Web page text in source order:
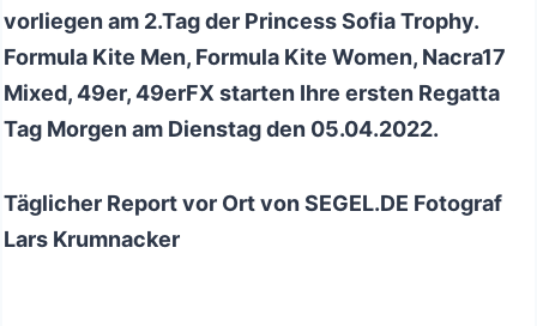
vorliegen am 2.Tag der Princess Sofia Trophy.
Formula Kite Men, Formula Kite Women, Nacra17
Mixed, 49er, 49erFX starten Ihre ersten Regatta
Tag Morgen am Dienstag den 05.04.2022.
Täglicher Report vor Ort von SEGEL.DE Fotograf
Lars Krumnacker